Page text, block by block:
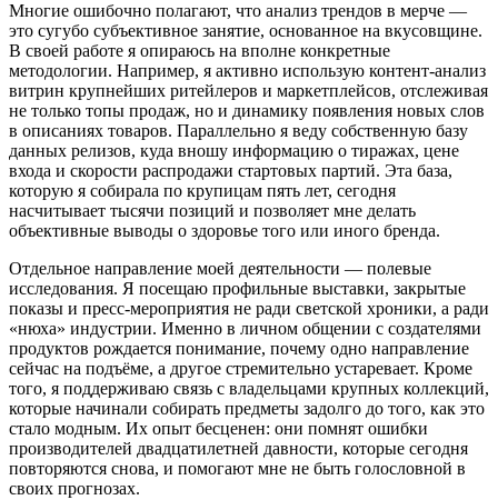
Многие ошибочно полагают, что анализ трендов в мерче —
это сугубо субъективное занятие, основанное на вкусовщине.
В своей работе я опираюсь на вполне конкретные
методологии. Например, я активно использую контент-анализ
витрин крупнейших ритейлеров и маркетплейсов, отслеживая
не только топы продаж, но и динамику появления новых слов
в описаниях товаров. Параллельно я веду собственную базу
данных релизов, куда вношу информацию о тиражах, цене
входа и скорости распродажи стартовых партий. Эта база,
которую я собирала по крупицам пять лет, сегодня
насчитывает тысячи позиций и позволяет мне делать
объективные выводы о здоровье того или иного бренда.
Отдельное направление моей деятельности — полевые
исследования. Я посещаю профильные выставки, закрытые
показы и пресс-мероприятия не ради светской хроники, а ради
«нюха» индустрии. Именно в личном общении с создателями
продуктов рождается понимание, почему одно направление
сейчас на подъёме, а другое стремительно устаревает. Кроме
того, я поддерживаю связь с владельцами крупных коллекций,
которые начинали собирать предметы задолго до того, как это
стало модным. Их опыт бесценен: они помнят ошибки
производителей двадцатилетней давности, которые сегодня
повторяются снова, и помогают мне не быть голословной в
своих прогнозах.